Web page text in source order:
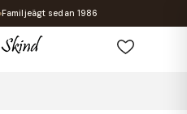
Familjeägt sedan 1986